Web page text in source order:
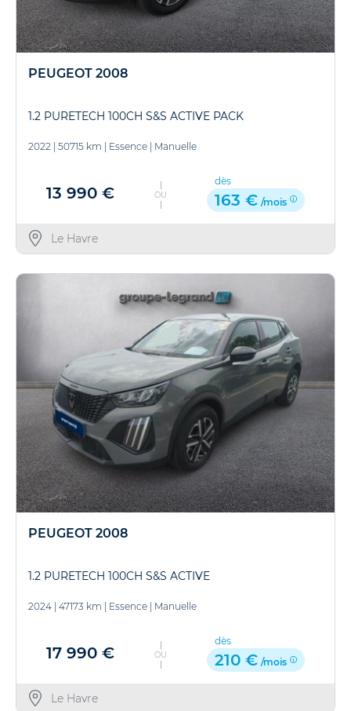
PEUGEOT 2008
1.2 PURETECH 100CH S&S ACTIVE PACK
2022 50715 km Essence Manuelle
13 990 € OU
dès
163 € /mois
Le Havre
PEUGEOT 2008
1.2 PURETECH 100CH S&S ACTIVE
2024 47173 km Essence Manuelle
17 990 € OU
dès
210 € /mois
Le Havre